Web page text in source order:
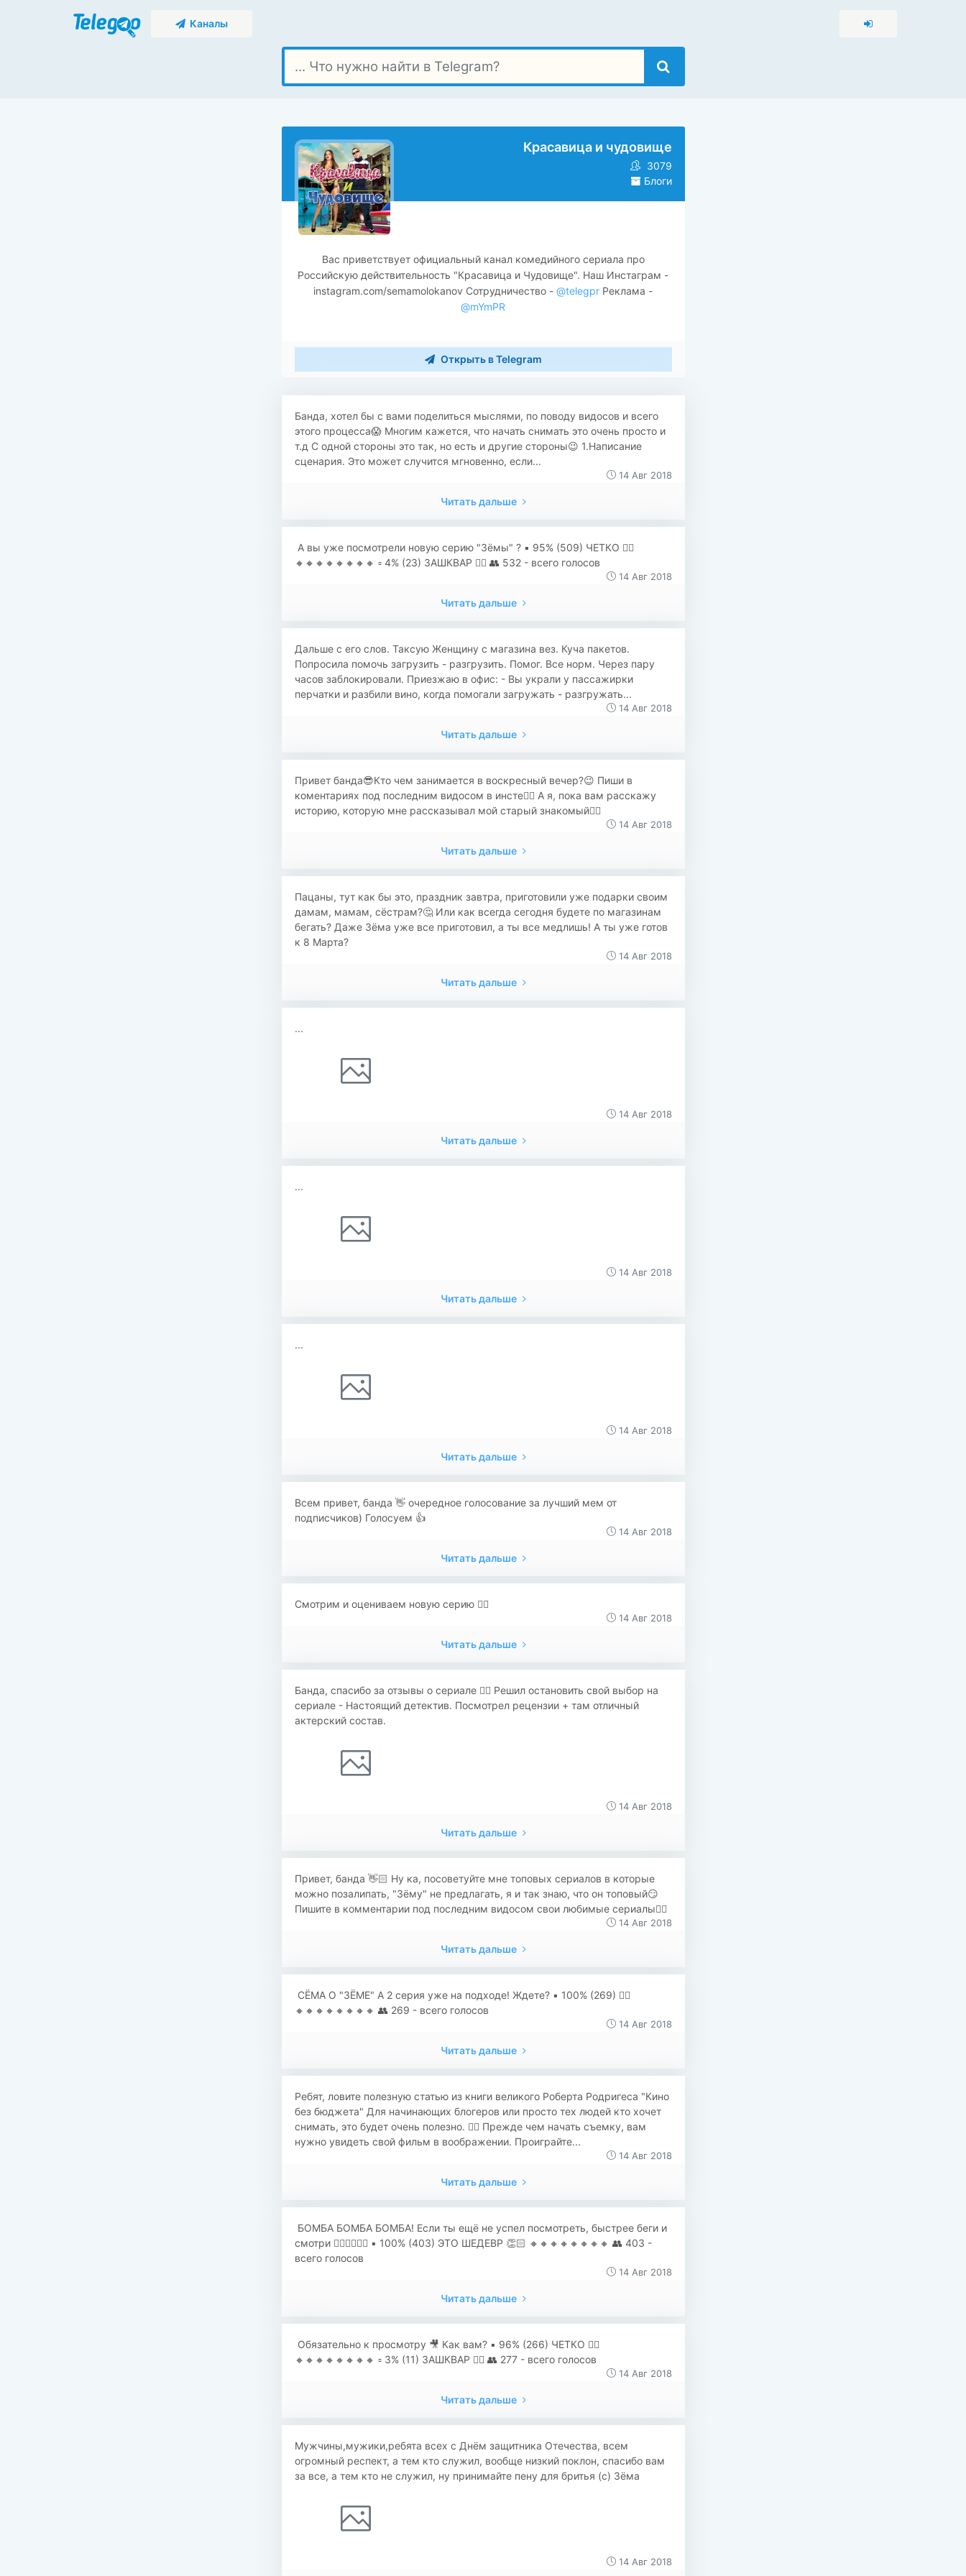
Каналы
Красавица и чудовище
3079
Блоги
Вас приветствует официальный канал комедийного сериала про
Российскую действительность "Красавица и Чудовище". Наш Инстаграм -
instagram.com/semamolokanov Сотрудничество - @telegpr Реклама -
@mYmPR
Открыть в Telegram
Банда, хотел бы с вами поделиться мыслями, по поводу видосов и всего
этого процесса😱 Многим кажется, что начать снимать это очень просто и
т.д С одной стороны это так, но есть и другие стороны😉 1.Написание
сценария. Это может случится мгновенно, если...
14 Авг 2018
Читать дальше
А вы уже посмотрели новую серию "Зёмы" ? ▪️ 95% (509) ЧЕТКО 👍🏻
🔸🔸🔸🔸🔸🔸🔸🔸 ▫️ 4% (23) ЗАШКВАР 👎🏻 👥 532 - всего голосов
14 Авг 2018
Читать дальше
Дальше с его слов. Таксую Женщину с магазина вез. Куча пакетов.
Попросила помочь загрузить - разгрузить. Помог. Все норм. Через пару
часов заблокировали. Приезжаю в офис: - Вы украли у пассажирки
перчатки и разбили вино, когда помогали загружать - разгружать...
14 Авг 2018
Читать дальше
Привет банда😎Кто чем занимается в воскресный вечер?😉 Пиши в
коментариях под последним видосом в инсте👍🏻 А я, пока вам расскажу
историю, которую мне рассказывал мой старый знакомый👌🏻
14 Авг 2018
Читать дальше
​​Пацаны, тут как бы это, праздник завтра, приготовили уже подарки своим
дамам, мамам, сёстрам?🤔 Или как всегда сегодня будете по магазинам
бегать? Даже Зёма уже все приготовил, а ты все медлишь! А ты уже готов
к 8 Марта?
14 Авг 2018
Читать дальше
...
14 Авг 2018
Читать дальше
...
14 Авг 2018
Читать дальше
...
14 Авг 2018
Читать дальше
Всем привет, банда 👋 очередное голосование за лучший мем от
подписчиков) Голосуем 👍
14 Авг 2018
Читать дальше
​​Смотрим и оцениваем новую серию 👇🏻
14 Авг 2018
Читать дальше
Банда, спасибо за отзывы о сериале 👍🏻 Решил остановить свой выбор на
сериале - Настоящий детектив. Посмотрел рецензии + там отличный
актерский состав.
14 Авг 2018
Читать дальше
Привет, банда 👋🏻 Ну ка, посоветуйте мне топовых сериалов в которые
можно позалипать, "Зёму" не предлагать, я и так знаю, что он топовый😏
Пишите в комментарии под последним видосом свои любимые сериалы👍🏻
14 Авг 2018
Читать дальше
СЁМА О "ЗЁМЕ" А 2 серия уже на подходе! Ждете? ▪️ 100% (269) 👍🏻
🔸🔸🔸🔸🔸🔸🔸🔸 👥 269 - всего голосов
14 Авг 2018
Читать дальше
Ребят, ловите полезную статью из книги великого Роберта Родригеса "Кино
без бюджета" Для начинающих блогеров или просто тех людей кто хочет
снимать, это будет очень полезно. 👇🏻 Прежде чем начать съемку, вам
нужно увидеть свой фильм в воображении. Проиграйте...
14 Авг 2018
Читать дальше
БОМБА БОМБА БОМБА! Если ты ещё не успел посмотреть, быстрее беги и
смотри 👇🏻👇🏻👇🏻 ▪️ 100% (403) ЭТО ШЕДЕВР 👏🏻 🔸🔸🔸🔸🔸🔸🔸🔸 👥 403 -
всего голосов
14 Авг 2018
Читать дальше
Обязательно к просмотру 🎥 Как вам? ▪️ 96% (266) ЧЕТКО 👍🏻
🔸🔸🔸🔸🔸🔸🔸🔸 ▫️ 3% (11) ЗАШКВАР 👎🏻 👥 277 - всего голосов
14 Авг 2018
Читать дальше
Мужчины,мужики,ребята всех с Днём защитника Отечества, всем
огромный респект, а тем кто служил, вообще низкий поклон, спасибо вам
за все, а тем кто не служил, ну принимайте пену для бритья (с) Зёма
14 Авг 2018